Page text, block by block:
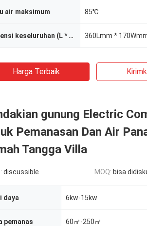
air maksimum 85℃
Dimensi keseluruhan (L * w * h) 360Lmm *
Harga Terbaik
gunung Electric
Pemanasan Dan Air
Tangga Villa
discussible MOQ: bisa
daya 6kw-15kw
pemanas 60㎡-250㎡